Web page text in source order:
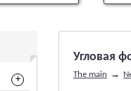
Угловая
The main →